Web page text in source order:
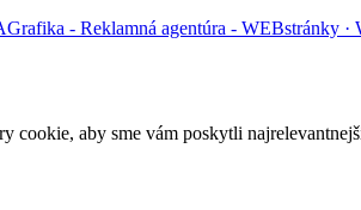
- Reklamná agentúra - WEBstránky ·
cookie, aby sme vám poskytli